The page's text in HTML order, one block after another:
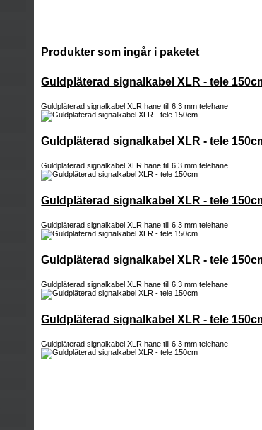
Produkter som ingår i paketet
Guldpläterad signalkabel XLR - tele
Guldpläterad signalkabel XLR hane till 6,3 mm telehane
Guldpläterad signalkabel XLR - tele
Guldpläterad signalkabel XLR hane till 6,3 mm telehane
Guldpläterad signalkabel XLR - tele
Guldpläterad signalkabel XLR hane till 6,3 mm telehane
Guldpläterad signalkabel XLR - tele
Guldpläterad signalkabel XLR hane till 6,3 mm telehane
Guldpläterad signalkabel XLR - tele
Guldpläterad signalkabel XLR hane till 6,3 mm telehane